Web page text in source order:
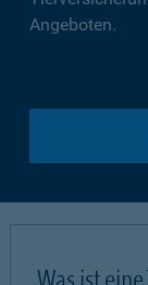
Angeboten.